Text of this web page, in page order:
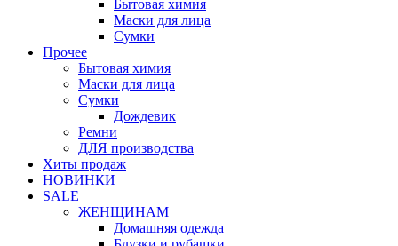
Бытовая химия
Маски для лица
Сумки
Прочее
Бытовая химия
Маски для лица
Сумки
Дождевик
Ремни
ДЛЯ производства
Хиты продаж
НОВИНКИ
SALE
ЖЕНЩИНАМ
Домашняя одежда